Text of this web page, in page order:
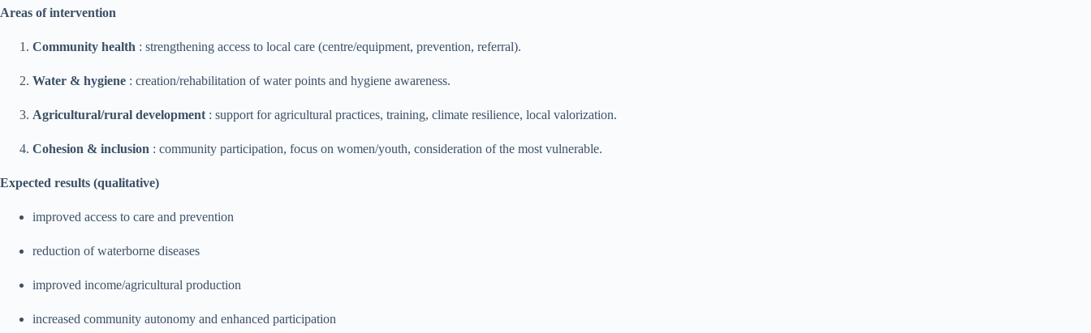
Areas of intervention
Community health : strengthening access to local care (centre/equipment, prevention, referral).
Water & hygiene : creation/rehabilitation of water points and hygiene awareness.
Agricultural/rural development : support for agricultural practices, training, climate resilience, local valorization.
Cohesion & inclusion : community participation, focus on women/youth, consideration of the most vulnerable.
Expected results (qualitative)
improved access to care and prevention
reduction of waterborne diseases
improved income/agricultural production
increased community autonomy and enhanced participation